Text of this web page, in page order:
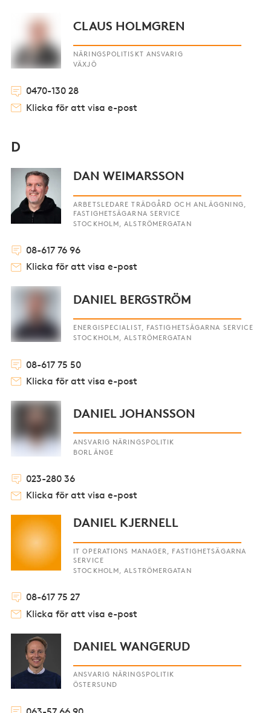
CLAUS HOLMGREN
NÄRINGSPOLITISKT ANSVARIG
VÄXJÖ
0470-130 28
Klicka för att visa e-post
D
DAN WEIMARSSON
ARBETSLEDARE TRÄDGÅRD OCH ANLÄGGNING,
FASTIGHETSÄGARNA SERVICE
STOCKHOLM, ALSTRÖMERGATAN
08-617 76 96
Klicka för att visa e-post
DANIEL BERGSTRÖM
ENERGISPECIALIST, FASTIGHETSÄGARNA SERVICE
STOCKHOLM, ALSTRÖMERGATAN
08-617 75 50
Klicka för att visa e-post
DANIEL JOHANSSON
ANSVARIG NÄRINGSPOLITIK
BORLÄNGE
023-280 36
Klicka för att visa e-post
DANIEL KJERNELL
IT OPERATIONS MANAGER, FASTIGHETSÄGARNA
SERVICE
STOCKHOLM, ALSTRÖMERGATAN
08-617 75 27
Klicka för att visa e-post
DANIEL WANGERUD
ANSVARIG NÄRINGSPOLITIK
ÖSTERSUND